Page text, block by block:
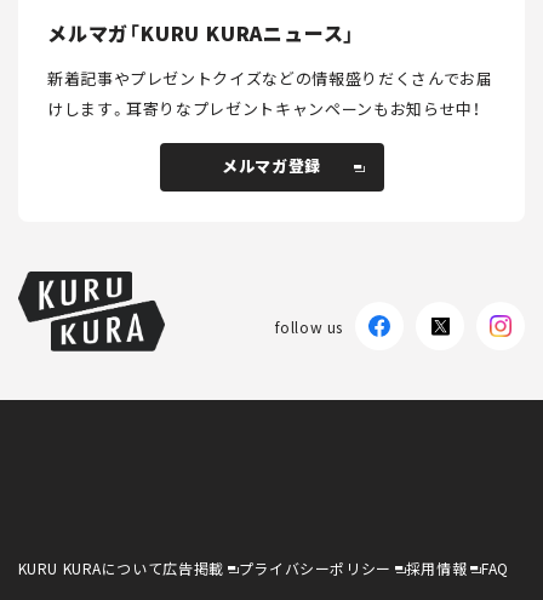
メルマガ「KURU KURAニュース」
新着記事やプレゼントクイズなどの情報盛りだくさんでお届
けします。耳寄りなプレゼントキャンペーンもお知らせ中！
メルマガ登録
follow us
KURU KURAについて広告掲載 プライバシーポリシー 採用情報 FAQ